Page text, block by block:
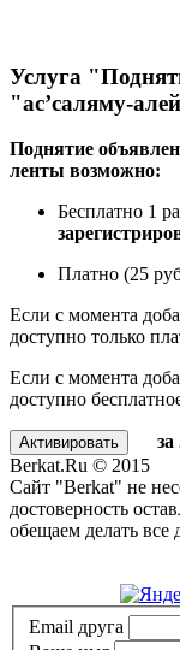
Услуга
"ас’саляму-
Поднятие
ленты возможно:
Бесплатно 1
Платно (25
Если с момента
доступно только
Если с момента
доступно
за
Berkat.Ru © 2015
Сайт "Berkat" не
достоверность
обещаем делать
Email друга